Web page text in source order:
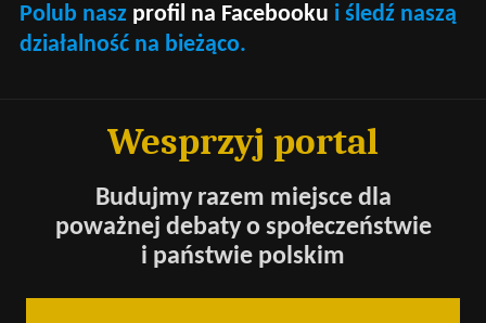
Polub nasz profil na Facebooku i śledź naszą
działalność na bieżąco.
Wesprzyj portal
Budujmy razem miejsce dla
poważnej debaty o społeczeństwie
i państwie polskim